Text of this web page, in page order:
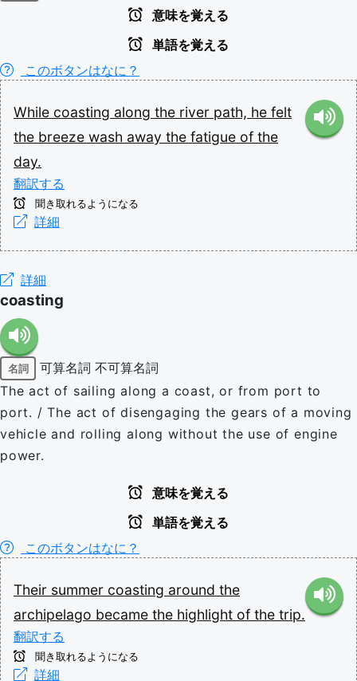
意味を覚える
単語を覚える
このボタンはなに？
While coasting along the river path, he felt
the breeze wash away the fatigue of the
day.
翻訳する
聞き取れるようになる
詳細
詳細
coasting
名詞 可算名詞 不可算名詞
The act of sailing along a coast, or from port to
port. / The act of disengaging the gears of a moving
vehicle and rolling along without the use of engine
power.
意味を覚える
単語を覚える
このボタンはなに？
Their summer coasting around the
archipelago became the highlight of the trip.
翻訳する
聞き取れるようになる
詳細